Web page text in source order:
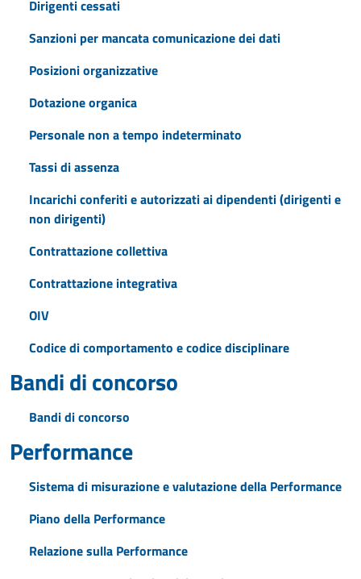
Dirigenti cessati
Sanzioni per mancata comunicazione dei dati
Posizioni organizzative
Dotazione organica
Personale non a tempo indeterminato
Tassi di assenza
Incarichi conferiti e autorizzati ai dipendenti (dirigenti e
non dirigenti)
Contrattazione collettiva
Contrattazione integrativa
OIV
Codice di comportamento e codice disciplinare
Bandi di concorso
Bandi di concorso
Performance
Sistema di misurazione e valutazione della Performance
Piano della Performance
Relazione sulla Performance